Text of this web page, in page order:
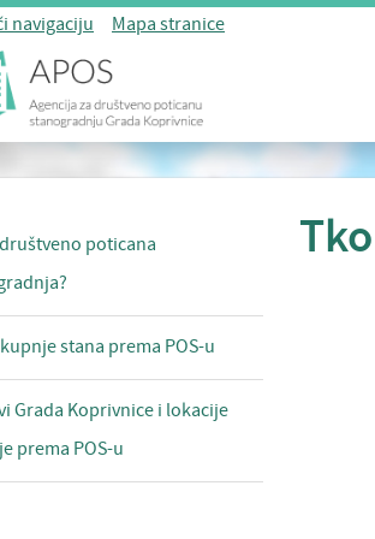
navigaciju Mapa stranice
poticana
stana prema POS-u
Grada Koprivnice i lokacije
prema POS-u